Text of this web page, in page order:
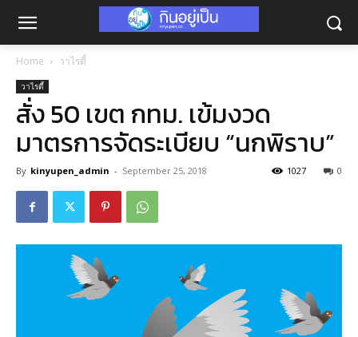
Home วาไรตี้
วาไรตี้
สั่ง 50 เขต กทม. เข้มงวด
มาตรการจัดระเบียบ “นกพิราบ”
By kinyupen_admin - September 25, 2018 0
1027